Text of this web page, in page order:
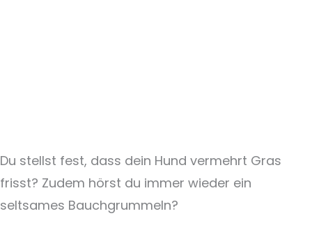
Du stellst fest, dass dein Hund vermehrt Gras
frisst? Zudem hörst du immer wieder ein
seltsames Bauchgrummeln?